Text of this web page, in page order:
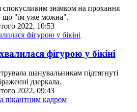
спокусливим знімком на прохання
що "їм уже можна".
2022, 10:53
фігурою у бікіні
шанувальникам підтягнуті
дзеркала.
2022, 09:43